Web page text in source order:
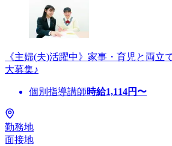
《主婦(夫)活躍中》家事・育児と両
大募集♪
個別指導講師時給1,114円〜
勤務地
面接地